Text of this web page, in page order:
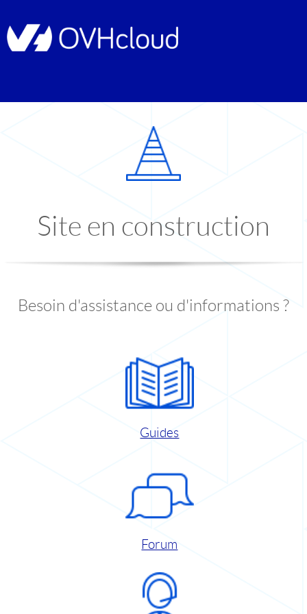
Site en construction
Besoin d'assistance ou d'informations ?
Guides
Forum